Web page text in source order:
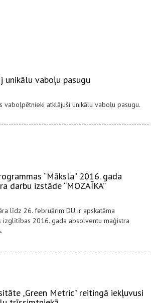
unikālu vaboļu pasugu
vaboļpētnieki atklājuši unikālu vaboļu pasugu.
“Māksla” 2016. gada
darbu izstāde “MOZAĪKA”
līdz 26. februārim DU ir apskatāma
izglītības 2016. gada absolventu maģistra
„Green Metric” reitingā iekļuvusi